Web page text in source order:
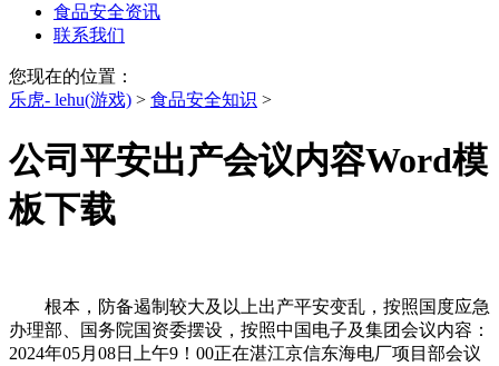
食品安全资讯
联系我们
您现在的位置：
乐虎- lehu(游戏) > 食品安全知识 >
公司平安出产会议内容Word模
板下载
根本，防备遏制较大及以上出产平安变乱，按照国度应急
办理部、国务院国资委摆设，按照中国电子及集团会议内容：
2024年05月08日上午9！00正在湛江京信东海电厂项目部会议